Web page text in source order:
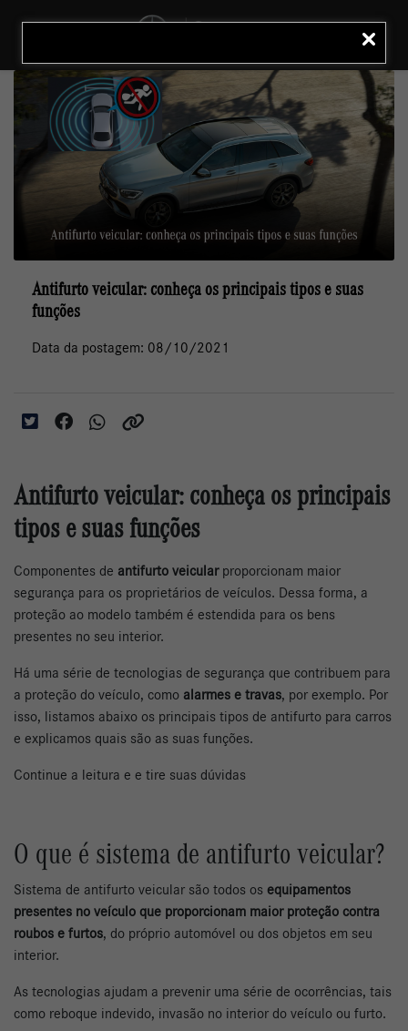
LIGAR
Antifurto veicular: conheça os principais tipos e suas
funções
Data da postagem: 08/10/2021
Antifurto veicular: conheça os principais
tipos e suas funções
Componentes de antifurto veicularproporcionam maior
segurança para os proprietários de veículos. Dessa forma, a
proteção ao modelo também é estendida para os bens
presentes no seu interior.
Há uma série de tecnologias de segurança que contribuem para
a proteção do veículo, como alarmes e travas, por exemplo. Por
isso, listamos abaixo os principais tipos de antifurto para carros
e explicamos quais são as suas funções.
Continue a leitura e e tire suas dúvidas
O que é sistema de antifurto veicular?
Sistema de antifurto veicular são todos os equipamentos
presentes no veículo que proporcionam maior proteção contra
roubos e furtos, do próprio automóvel ou dos objetos em seu
interior.
As tecnologias ajudam a prevenir uma série de ocorrências, tais
como reboque indevido, invasão no interior do veículo ou furto.